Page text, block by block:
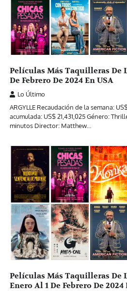
Películas Más Taquilleras De
De Febrero De 2024 En USA
Lo Último
ARGYLLE Recaudación de la semana:
acumulada: US$ 21,431,025 Género:
minutos Director: Matthew…
Películas Más Taquilleras De
Enero Al 1 De Febrero De 2024